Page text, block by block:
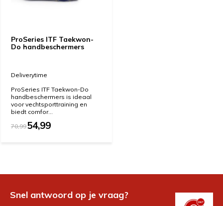
ProSeries ITF Taekwon-
Do handbeschermers
Deliverytime
ProSeries ITF Taekwon-Do
handbeschermers is ideaal
voor vechtsporttraining en
biedt comfor...
70,9954,99
Snel antwoord op je vraag?